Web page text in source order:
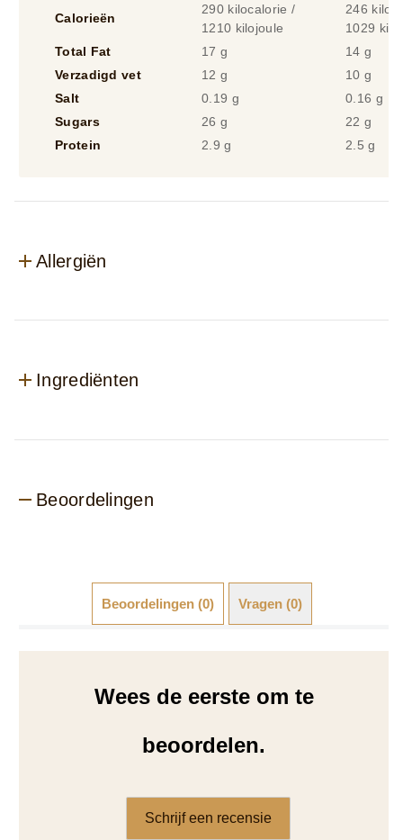
Calorieën
290 kilocalorie /
1210 kilojoule
246
1029
Total Fat
17 g
14 g
Verzadigd vet
12 g
10 g
Salt
0.19 g
0.16 g
Sugars
26 g
22 g
Protein
2.9 g 2.5 g
Allergiën
Ingrediënten
Beoordelingen
Beoordelingen (0) Vragen (0)
Wees de eerste om te
beoordelen.
Schrijf een recensie